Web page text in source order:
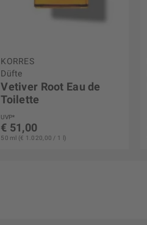
KORRES
Düfte
Vetiver Root Eau de
Toilette
UVP*
€ 51,00
50 ml (€ 1.020,00 / 1 l)